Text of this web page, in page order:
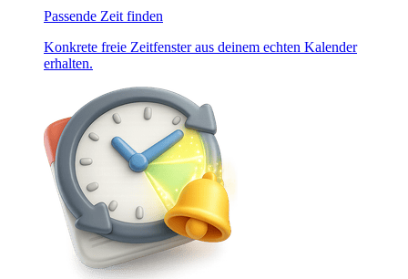
Passende Zeit finden
Konkrete freie Zeitfenster aus deinem echten Kalender
erhalten.